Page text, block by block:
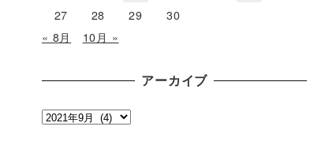
27
28 29
30
« 8月
10月 »
アーカイブ
ア